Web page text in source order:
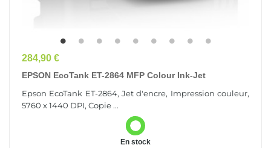
Prix
284,90 €
EPSON EcoTank ET-2864 MFP Colour Ink-Jet
Epson EcoTank ET-2864, Jet d'encre, Impression couleur,
5760 x 1440 DPI, Copie ...
En stock